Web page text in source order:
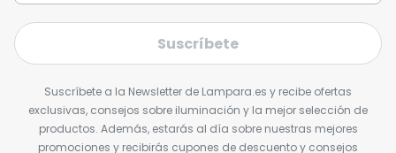
Suscríbete
Suscríbete a la Newsletter de Lampara.es y recibe ofertas
exclusivas, consejos sobre iluminación y la mejor selección de
productos. Además, estarás al día sobre nuestras mejores
promociones y recibirás cupones de descuento y consejos